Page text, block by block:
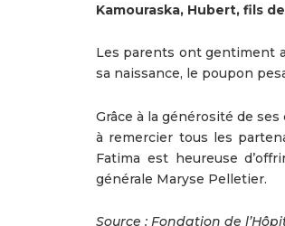
Kamouraska, Hubert, fils
Les parents ont gentiment
sa naissance, le poupon
Grâce à la générosité de
à remercier tous les
Fatima est heureuse
générale Maryse Pelletier.
Source : Fondation de